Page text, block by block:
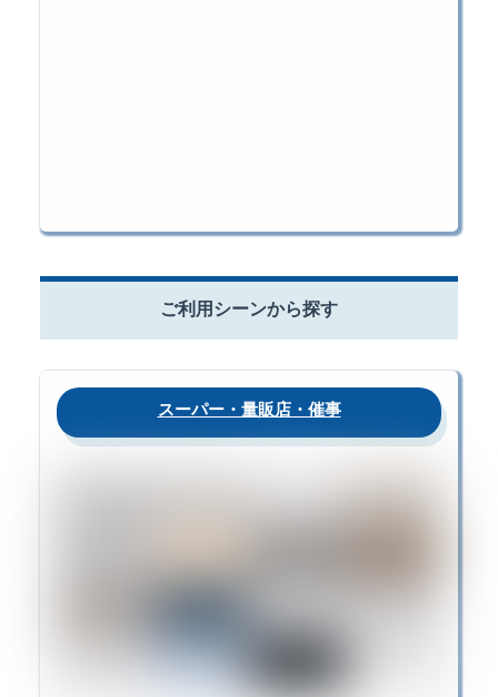
ご利用シーンから探す
スーパー・量販店・催事